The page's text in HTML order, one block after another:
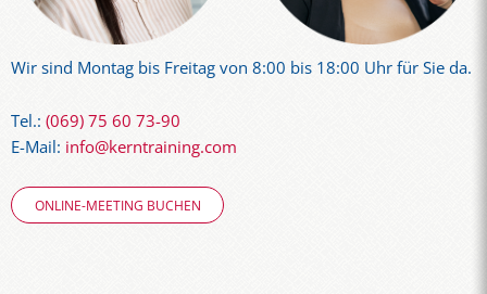
Wir sind Montag bis Freitag von 8:00 bis 18:00 Uhr für Sie da.
Tel.: (069) 75 60 73-90
E-Mail: info@kerntraining.com
ONLINE-MEETING BUCHEN